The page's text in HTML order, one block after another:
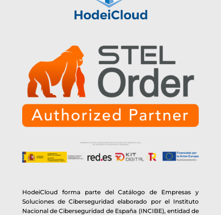
HodeiCloud forma parte del Catálogo de Empresas y
Soluciones de Ciberseguridad elaborado por el Instituto
Nacional de Ciberseguridad de España (INCIBE), entidad de